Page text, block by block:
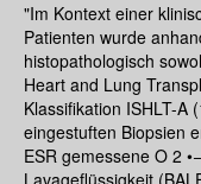
"Im Kontext einer
Patienten wurde
histopathologisch
Heart and Lung
Klassifikation ISHLT-A
eingestuften Biopsien
ESR gemessene O 2
Lavageflüssigkeit